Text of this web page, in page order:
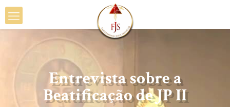
Entrevista sobre a
Beatificação de JP II